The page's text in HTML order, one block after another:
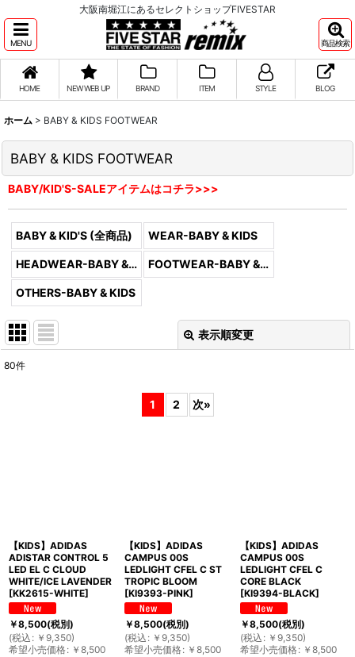
大阪南堀江にあるセレクトショップFIVESTAR
MENU 商品検索
HOME NEW WEB UP BRAND ITEM STYLE BLOG
ホーム > BABY & KIDS FOOTWEAR
BABY & KIDS FOOTWEAR
BABY/KID'S-SALEアイテムはコチラ>>>
BABY & KID'S (全商品) WEAR-BABY & KIDS
HEADWEAR-BABY & KIDS FOOTWEAR-BABY & KIDS
OTHERS-BABY & KIDS
表示順変更
80件
1 2 次»
【KIDS】ADIDAS
ADISTAR CONTROL 5
LED EL C CLOUD
WHITE/ICE LAVENDER
[KK2615-WHITE]
￥8,500(税別)
(税込 : ￥ 9,350)
希望小売価格: ￥ 8,500
【KIDS】ADIDAS
CAMPUS 00S
LEDLIGHT CFEL C ST
TROPIC BLOOM
[KI9393-PINK]
￥8,500(税別)
(税込 : ￥ 9,350)
希望小売価格: ￥ 8,500
【KIDS】ADIDAS
CAMPUS 00S
LEDLIGHT CFEL C
CORE BLACK
[KI9394-BLACK]
￥8,500(税別)
(税込 : ￥ 9,350)
希望小売価格: ￥ 8,500